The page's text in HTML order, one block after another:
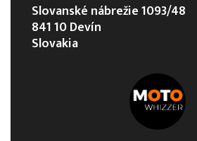
Slovanské nábrežie 1093/48
841 10 Devín
Slovakia